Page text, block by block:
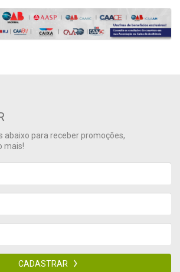
abaixo para receber promoções,
mais!
CADASTRAR